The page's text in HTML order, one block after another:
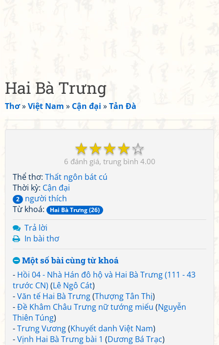
Hai Bà Trưng
Thơ»Việt Nam » Cận đại »Tản Đà
☆
☆
☆
☆
☆
6 4.00
Thể thơ: Thất ngôn bát cú
Thời kỳ: Cận đại
2
người thích
Từ khoá:
Hai Bà Trưng (26)
Trả lời
In bài thơ
Một số bài cùng từ khoá
- Hồi 04 - Nhà Hán đô hộ và Hai Bà Trưng (111 - 43
trước CN) (Lê Ngô Cát)
-Văn tế Hai Bà Trưng(Thượng Tân Thị)
-Đề Khâm Châu Trưng nữ tướng miếu (Nguyễn
Thiên Túng)
-Trưng Vương(Khuyết danh Việt Nam)
-Vịnh Hai Bà Trưng bài 1 (Dương Bá Trạc)